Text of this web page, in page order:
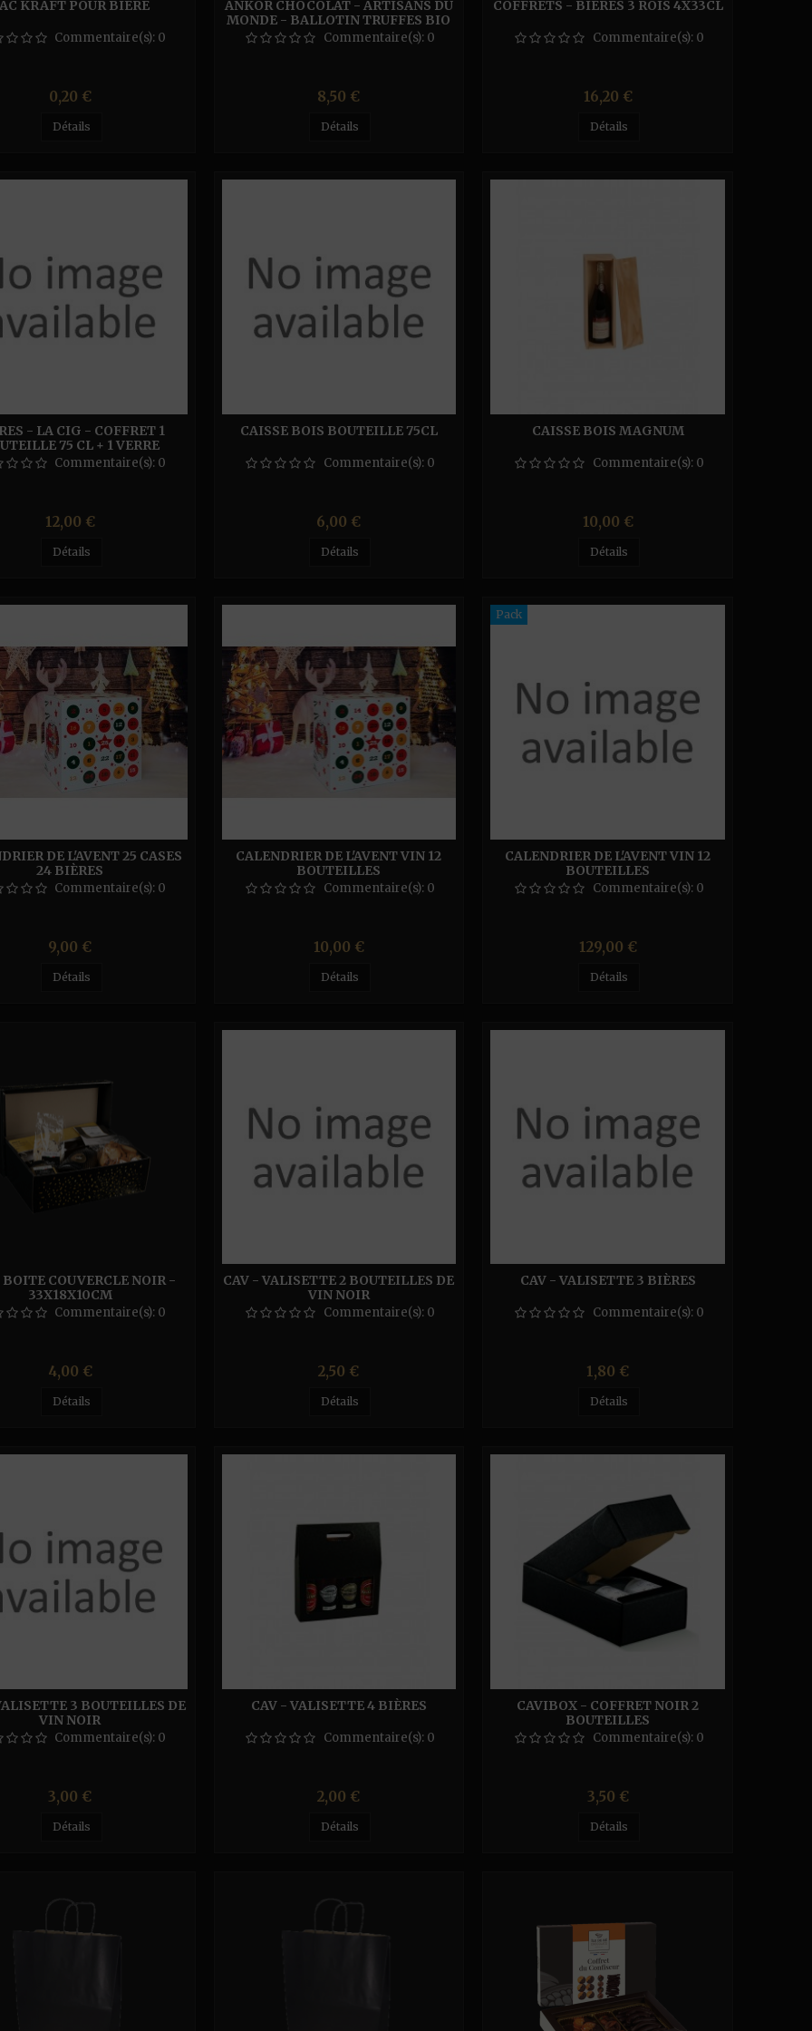
KRAFT POUR BIÈRE
Commentaire(s): 0
Prix
0,20 €
Détails
ANKOR CHOCOLAT - ARTISANS DU
MONDE - BALLOTIN TRUFFES BIO
100G
Commentaire(s): 0
Prix
8,50 €
Détails
COFFRETS - BIÈRES 3 ROIS 4X33CL
Commentaire(s): 0
Prix
16,20 €
Détails
- LA CIG - COFFRET 1
75 CL + 1 VERRE
Commentaire(s): 0
Prix
12,00 €
Détails
CAISSE BOIS BOUTEILLE 75CL
Commentaire(s): 0
Prix
6,00 €
Détails
CAISSE BOIS MAGNUM
Commentaire(s): 0
Prix
10,00 €
Détails
DE L'AVENT 25 CASES
24 BIÈRES
Commentaire(s): 0
Prix
9,00 €
Détails
CALENDRIER DE L'AVENT VIN 12
BOUTEILLES
Commentaire(s): 0
Prix
10,00 €
Détails
Pack
CALENDRIER DE L'AVENT VIN 12
BOUTEILLES
Commentaire(s): 0
Prix
129,00 €
Détails
COUVERCLE NOIR -
33X18X10CM
Commentaire(s): 0
Prix
4,00 €
Détails
CAV - VALISETTE 2 BOUTEILLES DE
VIN NOIR
Commentaire(s): 0
Prix
2,50 €
Détails
CAV - VALISETTE 3 BIÈRES
Commentaire(s): 0
Prix
1,80 €
Détails
3 BOUTEILLES DE
VIN NOIR
Commentaire(s): 0
Prix
3,00 €
Détails
CAV - VALISETTE 4 BIÈRES
Commentaire(s): 0
Prix
2,00 €
Détails
CAVIBOX - COFFRET NOIR 2
BOUTEILLES
Commentaire(s): 0
Prix
3,50 €
Détails